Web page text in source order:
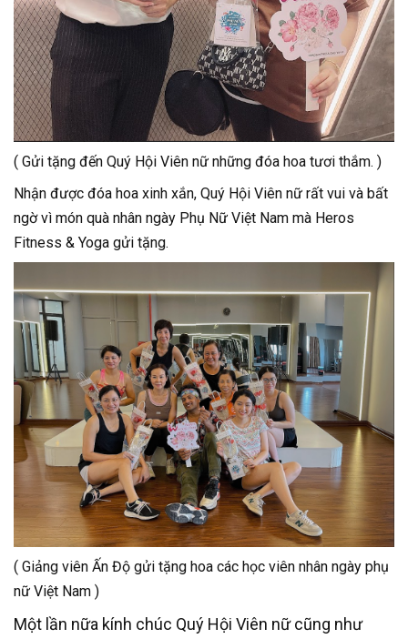
( Gửi tặng đến Quý Hội Viên nữ những đóa hoa tươi thắm. )
Nhận được đóa hoa xinh xắn, Quý Hội Viên nữ rất vui và bất
ngờ vì món quà nhân ngày Phụ Nữ Việt Nam mà Heros
Fitness & Yoga gửi tặng.
( Giảng viên Ấn Độ gửi tặng hoa các học viên nhân ngày phụ
nữ Việt Nam )
Một lần nữa kính chúc Quý Hội Viên nữ cũng như